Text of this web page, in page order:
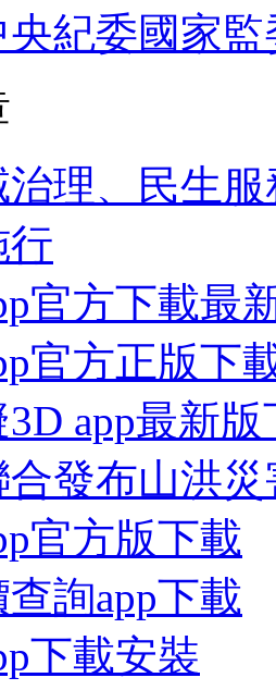
紀委國家
理、民生
行
官方下載最
官方正版下
app最新版
合發布山洪
官方版下載
詢app下載
下載安裝